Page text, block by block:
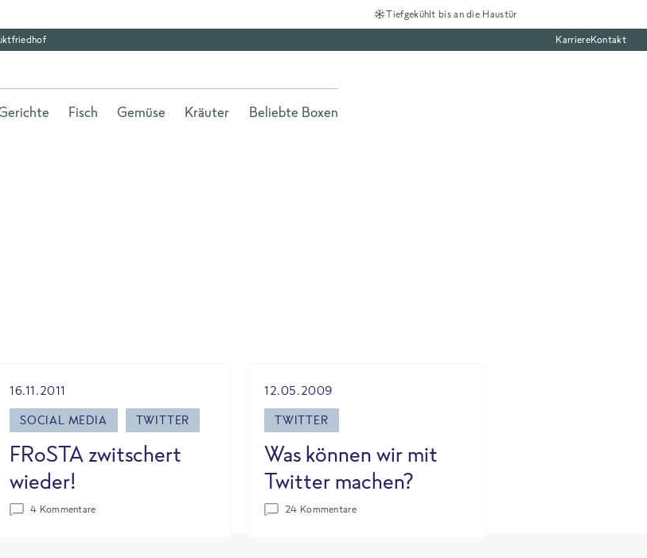
Tiefgekühlt bis an die Haustür
KarriereKontakt
Fisch Gemüse Kräuter Beliebte Boxen
16.11.2011
SOCIAL MEDIA
TWITTER
FRoSTA zwitschert
wieder!
4 Kommentare
12.05.2009
TWITTER
Was können wir mit
Twitter machen?
24 Kommentare